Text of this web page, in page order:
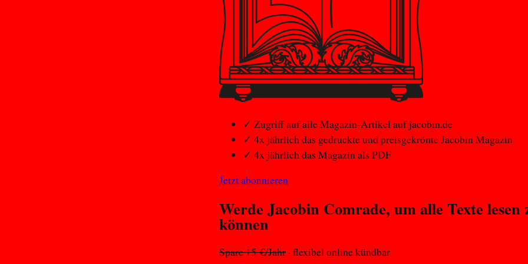
✓ Zugriff auf alle Magazin-Artikel auf jacobin.de
✓ 4x jährlich das gedruckte und preisgekrönte Jacobin Magazin
✓ 4x jährlich das Magazin als PDF
Jetzt abonnieren
Werde Jacobin Comrade, um alle Texte lesen
können
Spare 15 €/Jahr · flexibel online kündbar